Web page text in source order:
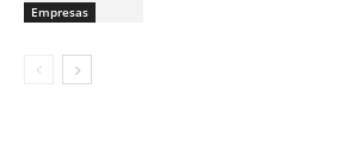
Empresas